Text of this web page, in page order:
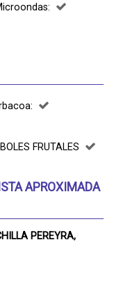
FRUTALES
APROXIMADA
PEREYRA,